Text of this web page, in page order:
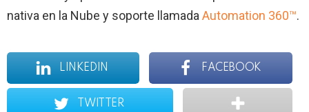
nativa en la Nube y soporte llamada Automation 360™.
LINKEDIN FACEBOOK
TWITTER